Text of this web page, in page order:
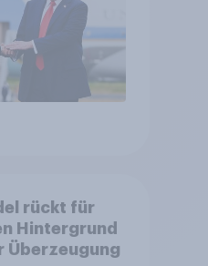
rückt für
Hintergrund
Überzeugung